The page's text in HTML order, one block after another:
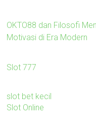
OKTO88 dan Filosofi
Motivasi di Era Modern
Slot 777
slot bet kecil
Slot Online